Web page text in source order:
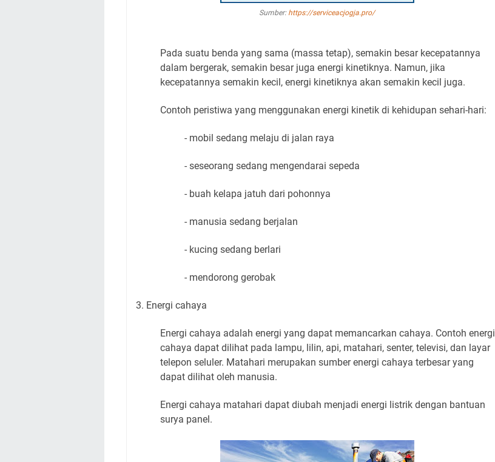
Sumber: https://serviceacjogja.pro/
Pada suatu benda yang sama (massa tetap), semakin besar kecepatannya
dalam bergerak, semakin besar juga energi kinetiknya. Namun, jika
kecepatannya semakin kecil, energi kinetiknya akan semakin kecil juga.
Contoh peristiwa yang menggunakan energi kinetik di kehidupan sehari-hari:
- mobil sedang melaju di jalan raya
- seseorang sedang mengendarai sepeda
- buah kelapa jatuh dari pohonnya
- manusia sedang berjalan
- kucing sedang berlari
- mendorong gerobak
3. Energi cahaya
Energi cahaya adalah energi yang dapat memancarkan cahaya. Contoh energi
cahaya dapat dilihat pada lampu, lilin, api, matahari, senter, televisi, dan layar
telepon seluler. Matahari merupakan sumber energi cahaya terbesar yang
dapat dilihat oleh manusia.
Energi cahaya matahari dapat diubah menjadi energi listrik dengan bantuan
surya panel.